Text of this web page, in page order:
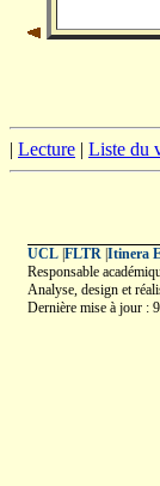
| Lecture | Liste du
UCL| FLTR| Itinera
Responsable
Analyse, design et
Dernière mise à jour :